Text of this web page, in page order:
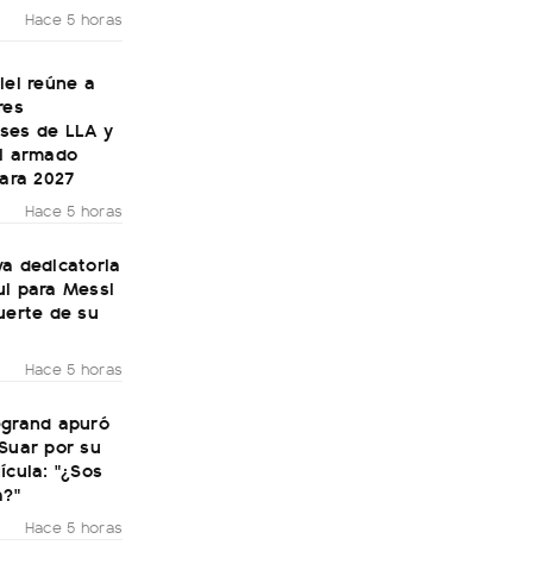
Hace 5 horas
reúne a
de LLA y
armado
2027
Hace 5 horas
dedicatoria
para Messi
de su
Hace 5 horas
apuró
por su
"¿Sos
Hace 5 horas